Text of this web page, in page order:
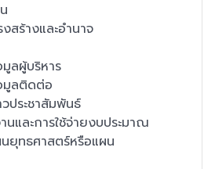
สร้างและอำนาจ
ลผู้บริหาร
มูลติดต่อ
ประชาสัมพันธ์
นและการใช้จ่ายงบประมาณ
ยุทธศาสตร์หรือแผน